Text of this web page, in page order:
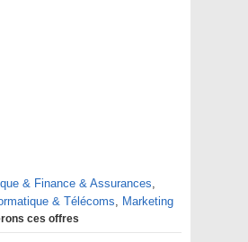
& Finance & Assurances,
& Télécoms, Marketing
ces offres